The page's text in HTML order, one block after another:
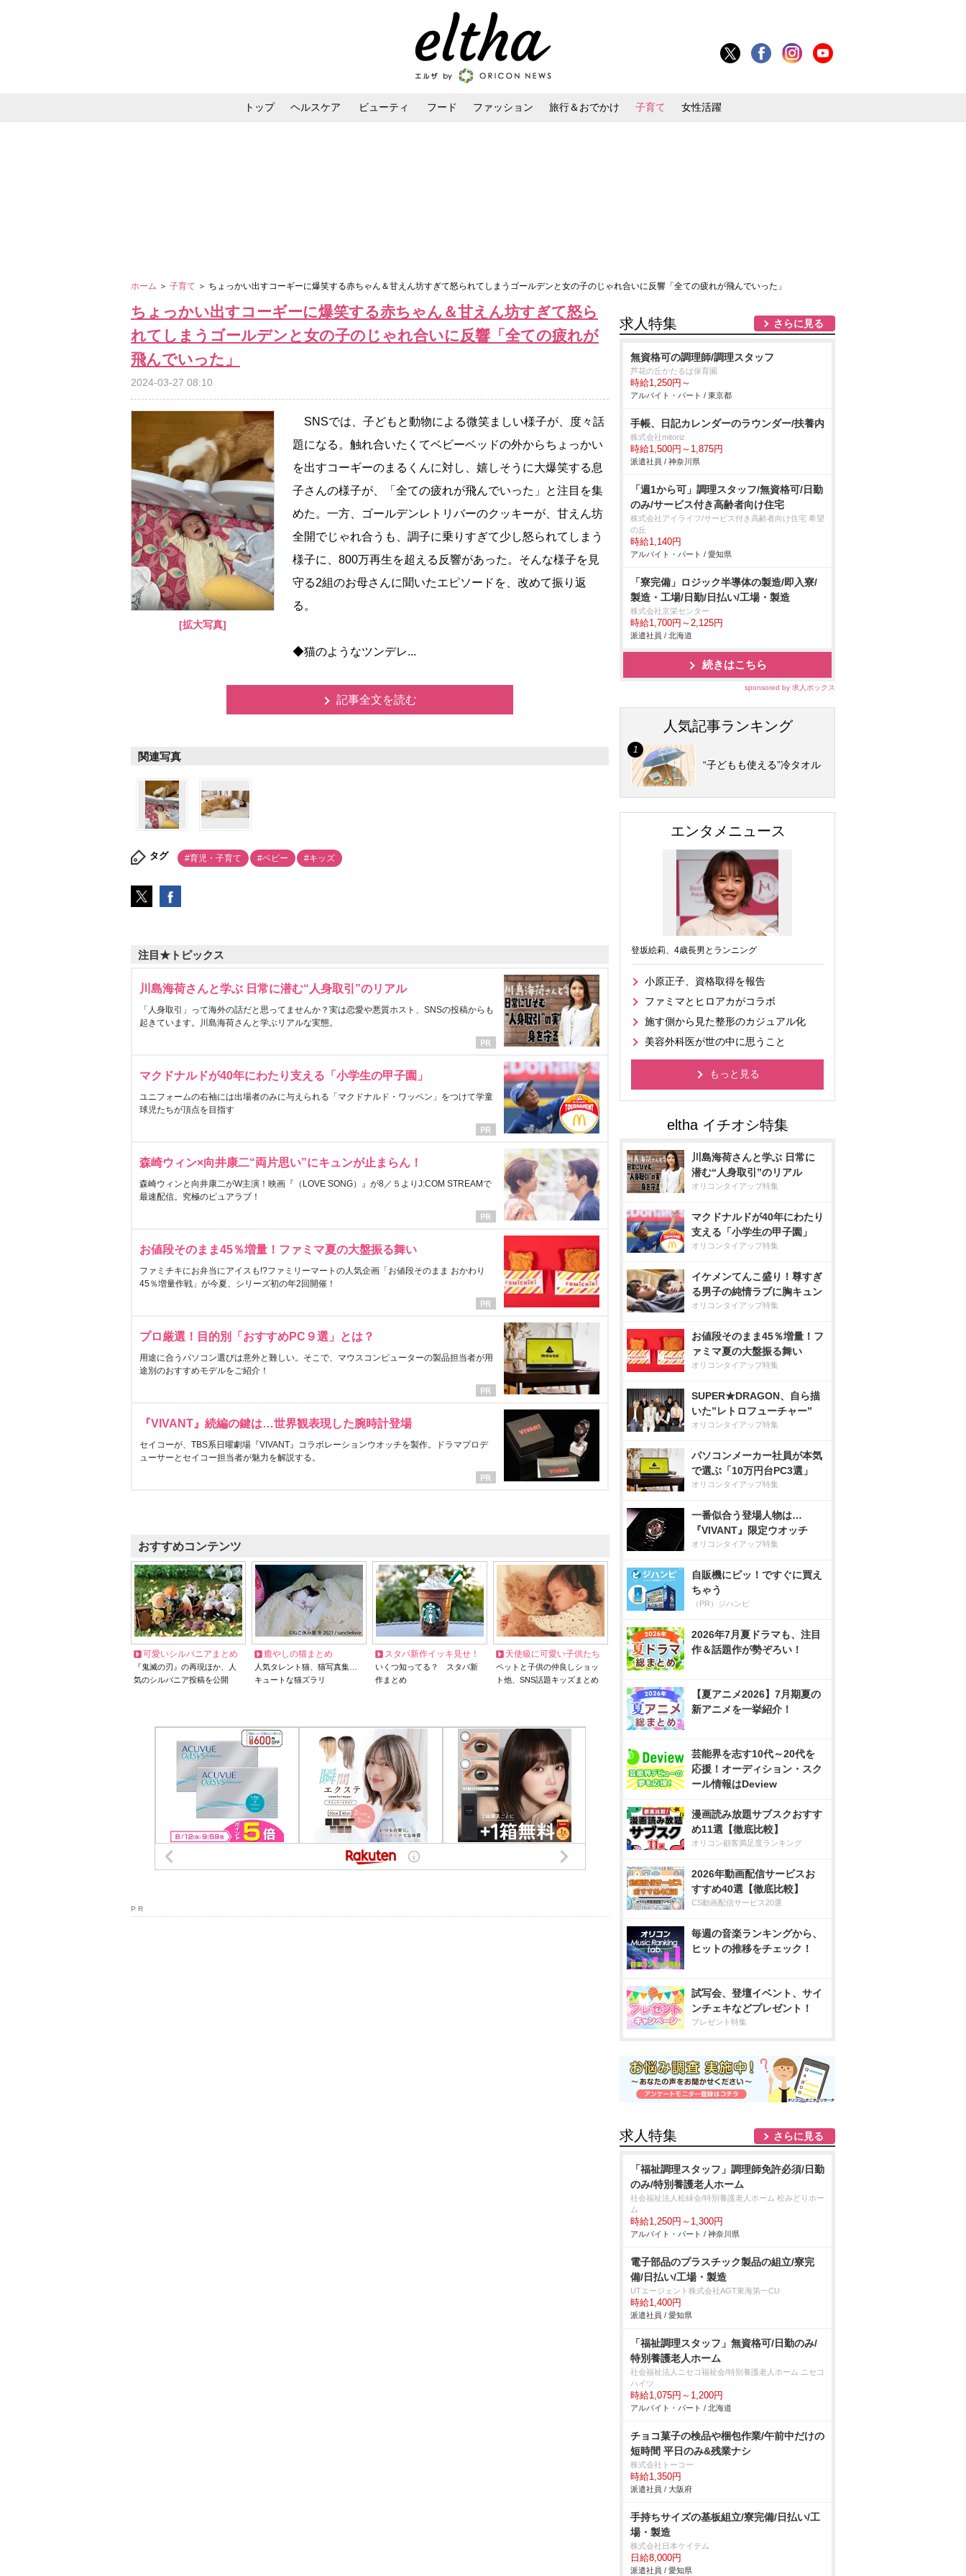
トップ ヘルスケア ビューティ フード ファッション 旅行＆おでかけ 子育て 女性活躍
ホーム ＞ 子育て ＞ ちょっかい出すコーギーに爆笑する赤ちゃん＆甘えん坊すぎて怒られてしまうゴールデンと女の子のじゃれ合いに反響「全ての疲れが飛んでいった」
ちょっかい出すコーギーに爆笑する赤ちゃん＆甘えん坊すぎて怒ら
れてしまうゴールデンと女の子のじゃれ合いに反響「全ての疲れが
飛んでいった」
2024-03-27 08:10
[拡大写真]
SNSでは、子どもと動物による微笑ましい様子が、度々話
題になる。触れ合いたくてベビーベッドの外からちょっかい
を出すコーギーのまるくんに対し、嬉しそうに大爆笑する息
子さんの様子が、「全ての疲れが飛んでいった」と注目を集
めた。一方、ゴールデンレトリバーのクッキーが、甘えん坊
全開でじゃれ合うも、調子に乗りすぎて少し怒られてしまう
様子に、800万再生を超える反響があった。そんな様子を見
守る2組のお母さんに聞いたエピソードを、改めて振り返
る。
◆猫のようなツンデレ...
記事全文を読む
関連写真
タグ #育児・子育て #ベビー #キッズ
注目★トピックス
川島海荷さんと学ぶ 日常に潜む“人身取引”のリアル
「人身取引」って海外の話だと思ってませんか？実は恋愛や悪質ホスト、SNSの投稿からも
起きています。川島海荷さんと学ぶリアルな実態。
マクドナルドが40年にわたり支える「小学生の甲子園」
ユニフォームの右袖には出場者のみに与えられる「マクドナルド・ワッペン」をつけて学童
球児たちが頂点を目指す
森崎ウィン×向井康二“両片思い”にキュンが止まらん！
森崎ウィンと向井康二がW主演！映画『（LOVE SONG）』が8／５よりJ:COM STREAMで
最速配信。究極のピュアラブ！
お値段そのまま45％増量！ファミマ夏の大盤振る舞い
ファミチキにお弁当にアイスも!?ファミリーマートの人気企画「お値段そのまま おかわり
45％増量作戦」が今夏、シリーズ初の年2回開催！
プロ厳選！目的別「おすすめPC９選」とは？
用途に合うパソコン選びは意外と難しい。そこで、マウスコンピューターの製品担当者が用
途別のおすすめモデルをご紹介！
『VIVANT』続編の鍵は…世界観表現した腕時計登場
セイコーが、TBS系日曜劇場『VIVANT』コラボレーションウオッチを製作。ドラマプロデ
ューサーとセイコー担当者が魅力を解説する。
おすすめコンテンツ
可愛いシルバニアまとめ
『鬼滅の刃』の再現ほか、人
気のシルバニア投稿を公開
癒やしの猫まとめ
人気タレント猫、猫写真集…
キュートな猫ズラリ
スタバ新作イッキ見せ！
いくつ知ってる？ スタバ新
作まとめ
天使級に可愛い子供たち
ペットと子供の仲良しショッ
ト他、SNS話題キッズまとめ
P R
求人特集 さらに見る
無資格可の調理師/調理スタッフ
芦花の丘かたるぱ保育園
時給1,250円～
アルバイト・パート / 東京都
手帳、日記カレンダーのラウンダー/扶養内
株式会社mitoriz
時給1,500円～1,875円
派遣社員 / 神奈川県
「週1から可」調理スタッフ/無資格可/日勤
のみ/サービス付き高齢者向け住宅
株式会社アイライフ/サービス付き高齢者向け住宅 希望
の丘
時給1,140円
アルバイト・パート / 愛知県
「寮完備」ロジック半導体の製造/即入寮/
製造・工場/日勤/日払い/工場・製造
株式会社京栄センター
時給1,700円～2,125円
派遣社員 / 北海道
続きはこちら
sponsored by 求人ボックス
人気記事ランキング
“子どもも使える”冷タオル
エンタメニュース
登坂絵莉、4歳長男とランニング
小原正子、資格取得を報告
ファミマとヒロアカがコラボ
施す側から見た整形のカジュアル化
美容外科医が世の中に思うこと
もっと見る
川島海荷さんと学ぶ 日常に
潜む“人身取引”のリアル
オリコンタイアップ特集
マクドナルドが40年にわたり
支える「小学生の甲子園」
オリコンタイアップ特集
イケメンてんこ盛り！尊すぎ
る男子の純情ラブに胸キュン
オリコンタイアップ特集
お値段そのまま45％増量！フ
ァミマ夏の大盤振る舞い
オリコンタイアップ特集
SUPER★DRAGON、自ら描
いた”レトロフューチャー”
オリコンタイアップ特集
パソコンメーカー社員が本気
で選ぶ「10万円台PC3選」
オリコンタイアップ特集
一番似合う登場人物は…
『VIVANT』限定ウオッチ
オリコンタイアップ特集
自販機にピッ！ですぐに買え
ちゃう
（PR）ジハンピ
2026年7月夏ドラマも、注目
作＆話題作が勢ぞろい！
【夏アニメ2026】7月期夏の
新アニメを一挙紹介！
芸能界を志す10代～20代を
応援！オーディション・スク
ール情報はDeview
漫画読み放題サブスクおすす
め11選【徹底比較】
オリコン顧客満足度ランキング
2026年動画配信サービスお
すすめ40選【徹底比較】
CS動画配信サービス20選
毎週の音楽ランキングから、
ヒットの推移をチェック！
試写会、登壇イベント、サイ
ンチェキなどプレゼント！
プレゼント特集
求人特集 さらに見る
「福祉調理スタッフ」調理師免許必須/日勤
のみ/特別養護老人ホーム
社会福祉法人松緑会/特別養護老人ホーム 松みどりホー
ム
時給1,250円～1,300円
アルバイト・パート / 神奈川県
電子部品のプラスチック製品の組立/寮完
備/日払い/工場・製造
UTエージェント株式会社AGT東海第一CU
時給1,400円
派遣社員 / 愛知県
「福祉調理スタッフ」無資格可/日勤のみ/
特別養護老人ホーム
社会福祉法人ニセコ福祉会/特別養護老人ホーム ニセコ
ハイツ
時給1,075円～1,200円
アルバイト・パート / 北海道
チョコ菓子の検品や梱包作業/午前中だけの
短時間 平日のみ&残業ナシ
株式会社トーコー
時給1,350円
派遣社員 / 大阪府
手持ちサイズの基板組立/寮完備/日払い/工
場・製造
株式会社日本ケイテム
日給8,000円
派遣社員 / 愛知県